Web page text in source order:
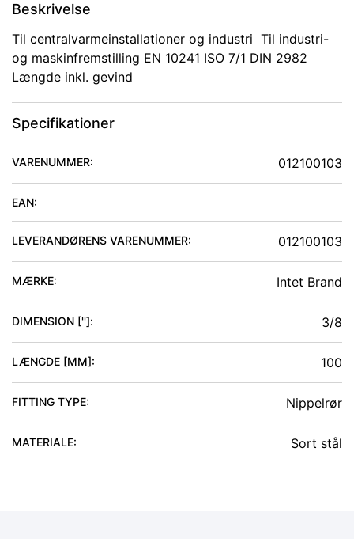
Beskrivelse
Til centralvarmeinstallationer og industri Til industri-
og maskinfremstilling EN 10241 ISO 7/1 DIN 2982
Længde inkl. gevind
Specifikationer
VARENUMMER: 012100103
EAN:
LEVERANDØRENS VARENUMMER: 012100103
MÆRKE: Intet Brand
DIMENSION ['']: 3/8
LÆNGDE [MM]: 100
FITTING TYPE: Nippelrør
MATERIALE: Sort stål